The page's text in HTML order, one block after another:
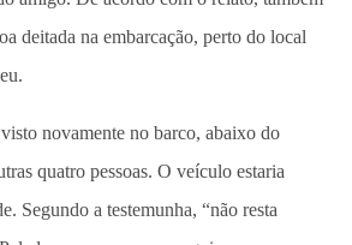
deitada na embarcação, perto do local
novamente no barco, abaixo do
quatro pessoas. O veículo estaria
Segundo a testemunha, “não resta